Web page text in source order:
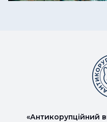
«Антикорупційний